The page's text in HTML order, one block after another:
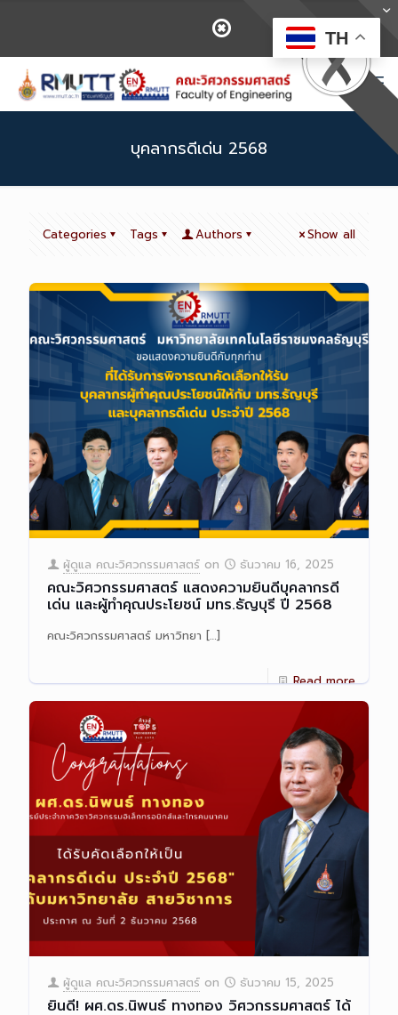
บุคลากรดีเด่น 2568
Categories Tags Authors Show all
ผู้ดูแล คณะวิศวกรรมศาสตร์ on ธันวาคม 16, 2025
คณะวิศวกรรมศาสตร์ แสดงความยินดีบุคลากรดี
เด่น และผู้ทำคุณประโยชน์ มทร.ธัญบุรี ปี 2568
คณะวิศวกรรมศาสตร์ มหาวิทยา […]
Read more
ผู้ดูแล คณะวิศวกรรมศาสตร์ on ธันวาคม 15, 2025
ยินดี! ผศ.ดร.นิพนธ์ ทางทอง วิศวกรรมศาสตร์ ได้
TH